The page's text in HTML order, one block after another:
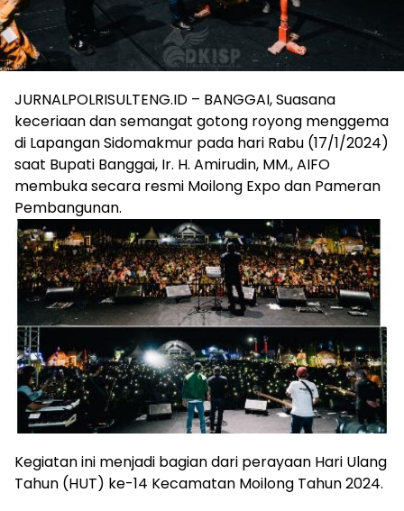
JURNALPOLRISULTENG.ID – BANGGAI, Suasana
keceriaan dan semangat gotong royong menggema
di Lapangan Sidomakmur pada hari Rabu (17/1/2024)
saat Bupati Banggai, Ir. H. Amirudin, MM., AIFO
membuka secara resmi Moilong Expo dan Pameran
Pembangunan.
Kegiatan ini menjadi bagian dari perayaan Hari Ulang
Tahun (HUT) ke-14 Kecamatan Moilong Tahun 2024.